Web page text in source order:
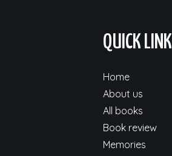
QUICK LINK
Home
About us
All books
Book review
Memories